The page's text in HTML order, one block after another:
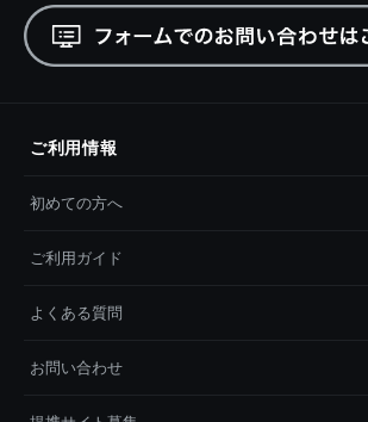
ご利用情報
初めての方へ
ご利用ガイド
よくある質問
お問い合わせ